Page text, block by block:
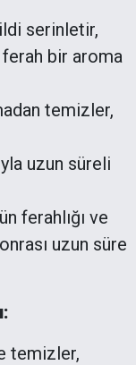
serinletir,
ferah bir aroma
temizler,
uzun süreli
ferahlığı ve
uzun süre
temizler,